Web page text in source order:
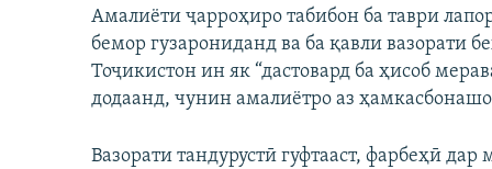
Амалиёти ҷарроҳиро табибон ба таври
бемор гузарониданд ва ба қавли вазорати
Тоҷикистон ин як “дастовард ба ҳисоб
додаанд, чунин амалиётро аз
Вазорати тандурустӣ гуфтааст, фарбеҳӣ